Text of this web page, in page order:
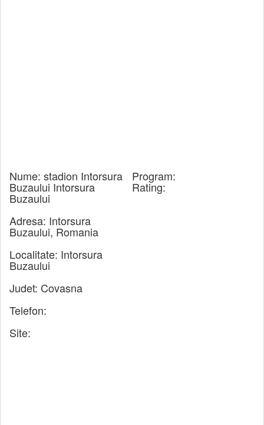
Nume: stadion Intorsura
Buzaului Intorsura
Buzaului
Adresa: Intorsura
Buzaului, Romania
Localitate: Intorsura
Buzaului
Judet: Covasna
Telefon:
Site:
Program:
Rating: